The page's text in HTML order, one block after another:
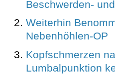
Beschwerden-
Weiterhin
Nebenhöhlen-OP
Kopfschmerzen
Lumbalpunktion